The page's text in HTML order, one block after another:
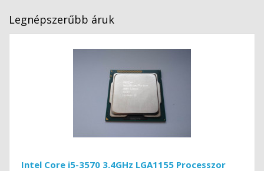
Legnépszerűbb áruk
Intel Core i5-3570 3.4GHz LGA1155 Processzor